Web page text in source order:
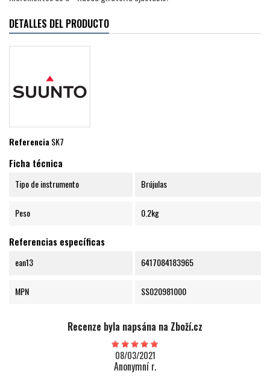
DETALLES DEL PRODUCTO
ReferenciaSK7
Ficha técnica
Tipo de instrumento Brújulas
Peso 0.2kg
Referencias específicas
ean13 6417084183965
MPN SS020981000
Recenze byla napsána na Zboží.cz
08/03/2021
Anonymní r.